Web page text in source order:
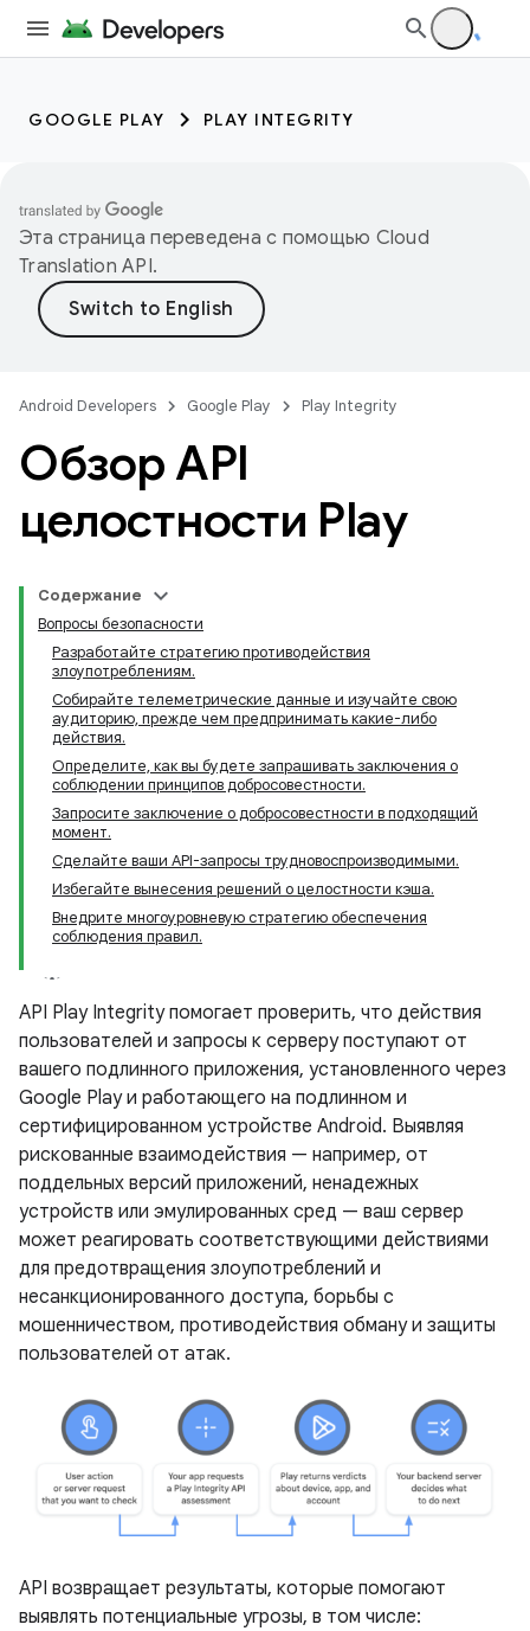
GOOGLE PLAY PLAY INTEGRITY
Эта страница переведена с помощью Cloud
Translation API.
Android Developers Google Play Play Integrity
Обзор API
целостности Play
Содержание
Вопросы безопасности
Разработайте стратегию противодействия
злоупотреблениям.
Собирайте телеметрические данные и изучайте свою
аудиторию, прежде чем предпринимать какие-либо
действия.
Определите, как вы будете запрашивать заключения о
соблюдении принципов добросовестности.
Запросите заключение о добросовестности в подходящий
момент.
Сделайте ваши API-запросы трудновоспроизводимыми.
Избегайте вынесения решений о целостности кэша.
Внедрите многоуровневую стратегию обеспечения
соблюдения правил.
API Play Integrity помогает проверить, что действия
пользователей и запросы к серверу поступают от
вашего подлинного приложения, установленного через
Google Play и работающего на подлинном и
сертифицированном устройстве Android. Выявляя
рискованные взаимодействия — например, от
поддельных версий приложений, ненадежных
устройств или эмулированных сред — ваш сервер
может реагировать соответствующими действиями
для предотвращения злоупотреблений и
несанкционированного доступа, борьбы с
мошенничеством, противодействия обману и защиты
пользователей от атак.
API возвращает результаты, которые помогают
выявлять потенциальные угрозы, в том числе: